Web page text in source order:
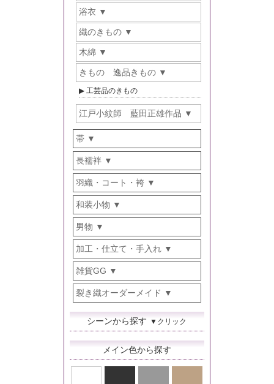
浴衣
織のきもの
木綿
きもの 逸品きもの
工芸品のきもの
江戸小紋師 藍田正雄作品
帯
長襦袢
羽織・コート・袴
和装小物
男物
加工・仕立て・手入れ
雑貨GG
裂き織オーダーメイド
シーンから探す ▼クリック
メイン色から探す